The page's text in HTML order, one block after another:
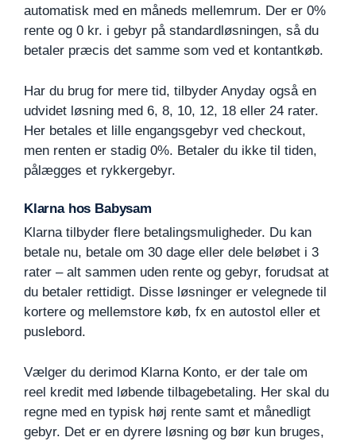
automatisk med en måneds mellemrum. Der er 0%
rente og 0 kr. i gebyr på standardløsningen, så du
betaler præcis det samme som ved et kontantkøb.
Har du brug for mere tid, tilbyder Anyday også en
udvidet løsning med 6, 8, 10, 12, 18 eller 24 rater.
Her betales et lille engangsgebyr ved checkout,
men renten er stadig 0%. Betaler du ikke til tiden,
pålægges et rykkergebyr.
Klarna hos Babysam
Klarna tilbyder flere betalingsmuligheder. Du kan
betale nu, betale om 30 dage eller dele beløbet i 3
rater – alt sammen uden rente og gebyr, forudsat at
du betaler rettidigt. Disse løsninger er velegnede til
kortere og mellemstore køb, fx en autostol eller et
puslebord.
Vælger du derimod Klarna Konto, er der tale om
reel kredit med løbende tilbagebetaling. Her skal du
regne med en typisk høj rente samt et månedligt
gebyr. Det er en dyrere løsning og bør kun bruges,